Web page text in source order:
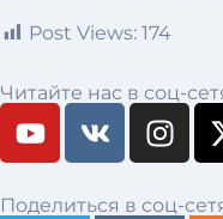
Post Views: 174
Читайте нас в соц-
Поделиться в соц-